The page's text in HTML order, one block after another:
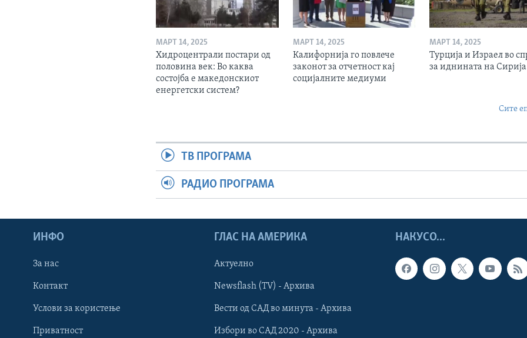
Learning English
МАРТ 14, 2025
Хидроцентрали постари од
половина век: Во каква
состојба е македонскиот
енергетски систем?
МАРТ 14, 2025
Калифорнија го повлече
законот за отчетност кај
социјалните медиуми
МАРТ 14, 2025
Турција и Израел во
за иднината на Сирија
Сите
ТВ ПРОГРАМА
РАДИО ПРОГРАМА
НАКУСО...
ИНФО
За нас
Контакт
Услови за користење
Приватност
ГЛАС НА АМЕРИКА
Актуелно
Newsflash (TV) - Архива
Вести од САД во минута - Архива
Избори во САД 2020 - Архива